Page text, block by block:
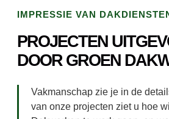
IMPRESSIE VAN
PROJECTEN
DOOR GROEN
Vakmanschap zie je in de
van onze projecten ziet u hoe